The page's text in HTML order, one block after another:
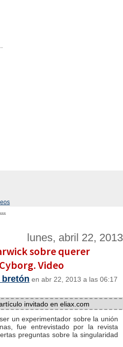
lunes, abril 22, 2013
sobre querer
Video
bretón en abr 22, 2013 a las 06:17
invitado en eliax.com
un experimentador sobre la unión
fue entrevistado por la revista
preguntas sobre la singularidad